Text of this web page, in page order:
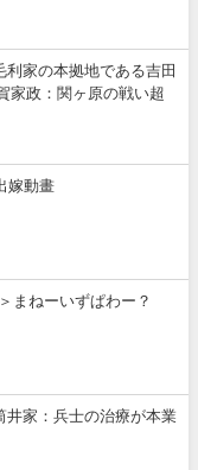
利家の本拠地である吉田
家政：関ヶ原の戦い超
嫁動畫
まねーいずぱわー？
井家：兵士の治療が本業